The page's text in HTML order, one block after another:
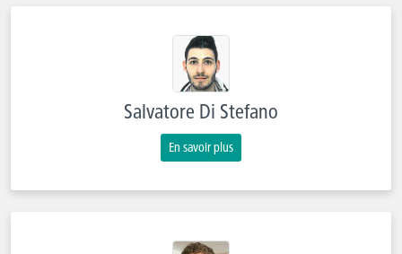
Salvatore Di Stefano
En savoir plus